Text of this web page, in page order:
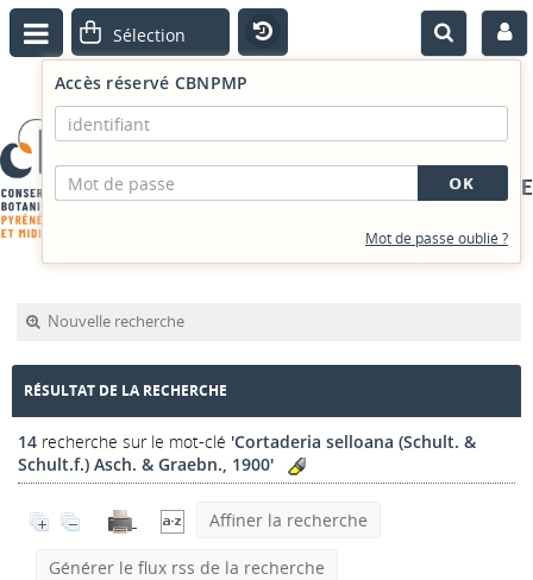
PORTAIL DOCUMENTAIRE
Accès réservé CBNPMP
Mot de passe oublié ?
Nouvelle recherche
RÉSULTAT DE LA RECHERCHE
14 recherche sur le mot-clé 'Cortaderia selloana (Schult. &
Schult.f.) Asch. & Graebn., 1900'
Affiner la recherche
Générer le flux rss de la recherche